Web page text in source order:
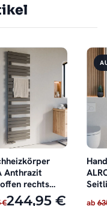
Anthrazit
rechts
€244,95 € ab